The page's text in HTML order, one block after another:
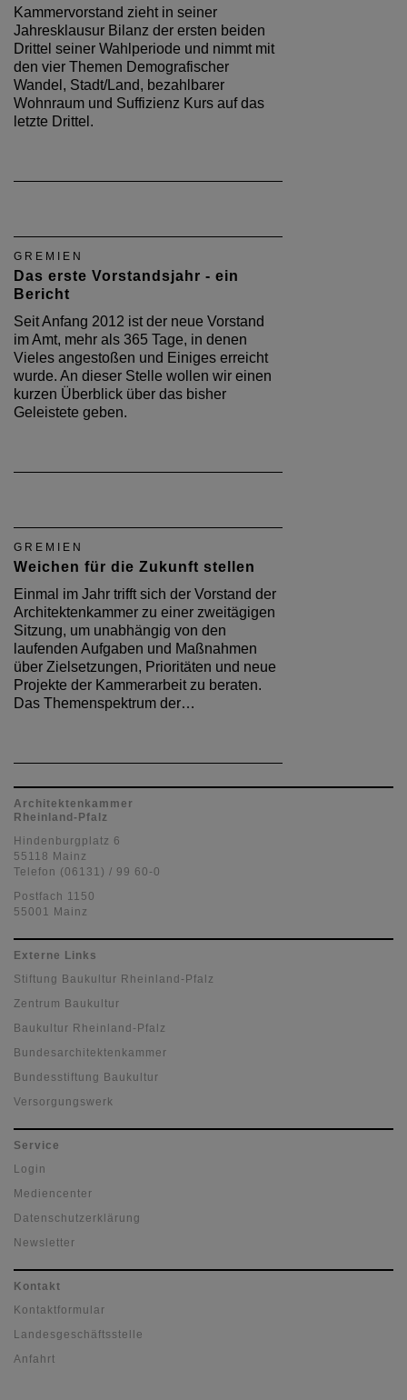
Kammervorstand zieht in seiner
Jahresklausur Bilanz der ersten beiden
Drittel seiner Wahlperiode und nimmt mit
den vier Themen Demografischer
Wandel, Stadt/Land, bezahlbarer
Wohnraum und Suffizienz Kurs auf das
letzte Drittel.
GREMIEN
Das erste Vorstandsjahr - ein
Bericht
Seit Anfang 2012 ist der neue Vorstand
im Amt, mehr als 365 Tage, in denen
Vieles angestoßen und Einiges erreicht
wurde. An dieser Stelle wollen wir einen
kurzen Überblick über das bisher
Geleistete geben.
GREMIEN
Weichen für die Zukunft stellen
Einmal im Jahr trifft sich der Vorstand der
Architektenkammer zu einer zweitägigen
Sitzung, um unabhängig von den
laufenden Aufgaben und Maßnahmen
über Zielsetzungen, Prioritäten und neue
Projekte der Kammerarbeit zu beraten.
Das Themenspektrum der…
Architektenkammer
Rheinland-Pfalz
Hindenburgplatz 6
55118 Mainz
Telefon (06131) / 99 60-0
Postfach 1150
55001 Mainz
Externe Links
Stiftung Baukultur Rheinland-Pfalz
Zentrum Baukultur
Baukultur Rheinland-Pfalz
Bundesarchitektenkammer
Bundesstiftung Baukultur
Versorgungswerk
Service
Login
Mediencenter
Datenschutzerklärung
Newsletter
Kontakt
Kontaktformular
Landesgeschäftsstelle
Anfahrt